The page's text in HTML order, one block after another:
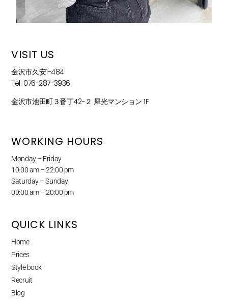
VISIT US
金沢市久安1-484
Tel: 076-287-3936
金沢市池田町３番丁42−２ 犀光マンション 1F
WORKING HOURS
Monday – Friday
10:00 am – 22:00 pm
Saturday – Sunday
09:00 am – 20:00 pm
QUICK LINKS
Home
Prices
Style book
Recruit
Blog